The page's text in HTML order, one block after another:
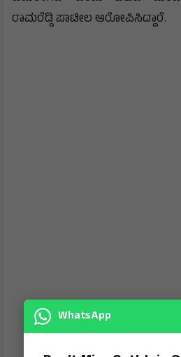
ರಾಮರೆಡ್ಡಿ‌ ಪಾಟೀಲ ಆರೋಪಿಸಿದ್ದಾರೆ.
WhatsApp